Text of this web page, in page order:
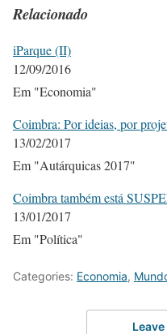
Relacionado
iParque (II)
12/09/2016
Em "Economia"
Coimbra: Por ideias, por
13/02/2017
Em "Autárquicas 2017"
Coimbra também está
13/01/2017
Em "Política"
Categories: Economia,